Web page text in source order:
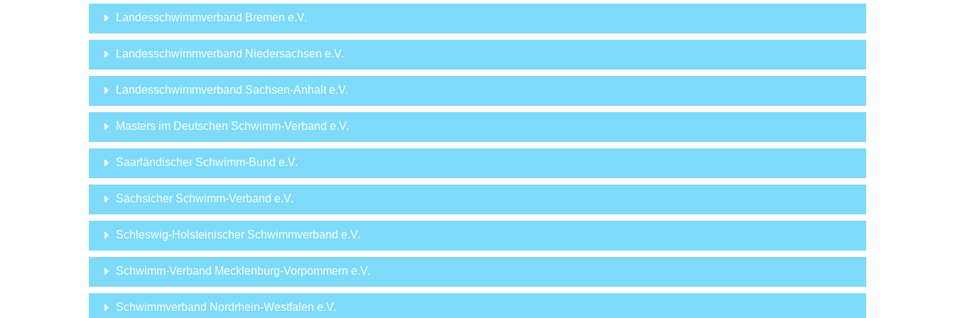
Landesschwimmverband Bremen e.V.
Landesschwimmverband Niedersachsen e.V.
Landesschwimmverband Sachsen-Anhalt e.V.
Masters im Deutschen Schwimm-Verband e.V.
Saarländischer Schwimm-Bund e.V.
Sächsicher Schwimm-Verband e.V.
Schleswig-Holsteinischer Schwimmverband e.V.
Schwimm-Verband Mecklenburg-Vorpommern e.V.
Schwimmverband Nordrhein-Westfalen e.V.